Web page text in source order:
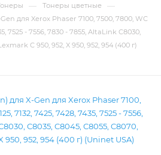
— Тонеры цветные —
для Xerox Phaser 7100, 7500, 7800, WC
7525 - 7556, 7830 - 7855, AltaLink C8030,
C 950, 952, X 950, 952, 954 (400 г)